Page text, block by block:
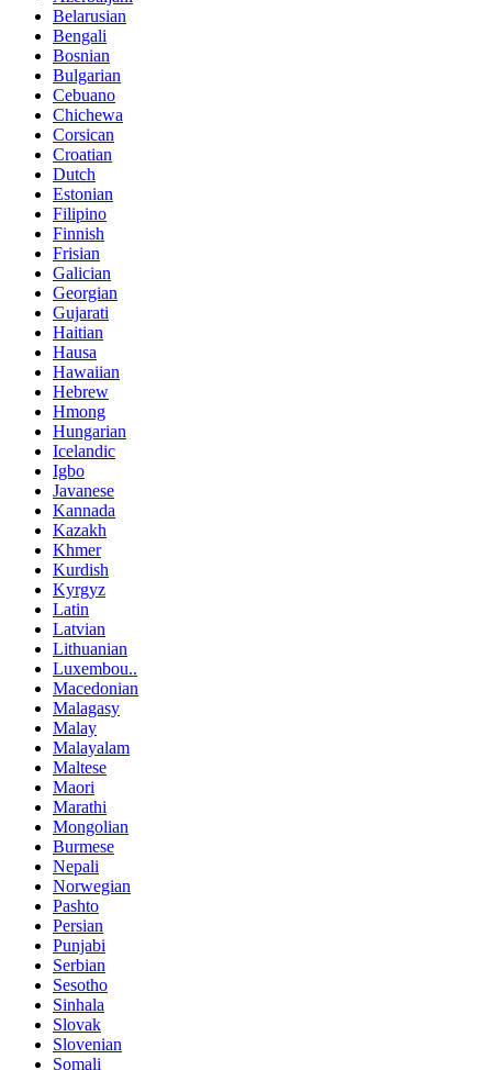
Belarusian
Bengali
Bosnian
Bulgarian
Cebuano
Chichewa
Corsican
Croatian
Dutch
Estonian
Filipino
Finnish
Frisian
Galician
Georgian
Gujarati
Haitian
Hausa
Hawaiian
Hebrew
Hmong
Hungarian
Icelandic
Igbo
Javanese
Kannada
Kazakh
Khmer
Kurdish
Kyrgyz
Latin
Latvian
Lithuanian
Luxembou..
Macedonian
Malagasy
Malay
Malayalam
Maltese
Maori
Marathi
Mongolian
Burmese
Nepali
Norwegian
Pashto
Persian
Punjabi
Serbian
Sesotho
Sinhala
Slovak
Slovenian
Somali